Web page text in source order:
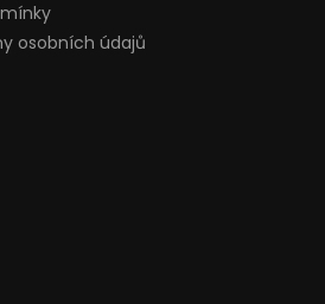
osobních údajů